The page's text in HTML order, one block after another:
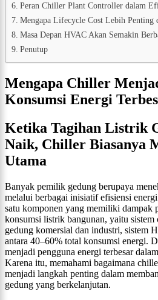
Peran Chiller Plant Controller dalam
Mengapa Lifecycle Cost Lebih Penting
Masa Depan HVAC Akan Semakin
Penutup
Mengapa Chiller
Konsumsi Energi
Ketika Tagihan Listrik
Naik, Chiller Biasanya
Utama
Banyak pemilik gedung berupaya
melalui berbagai inisiatif efisiensi
satu komponen yang memiliki dampak
konsumsi listrik bangunan, yaitu sistem
gedung komersial dan industri, sistem
antara 40–60% total konsumsi energi.
menjadi pengguna energi terbesar
Karena itu, memahami bagaimana
menjadi langkah penting dalam
gedung yang berkelanjutan.